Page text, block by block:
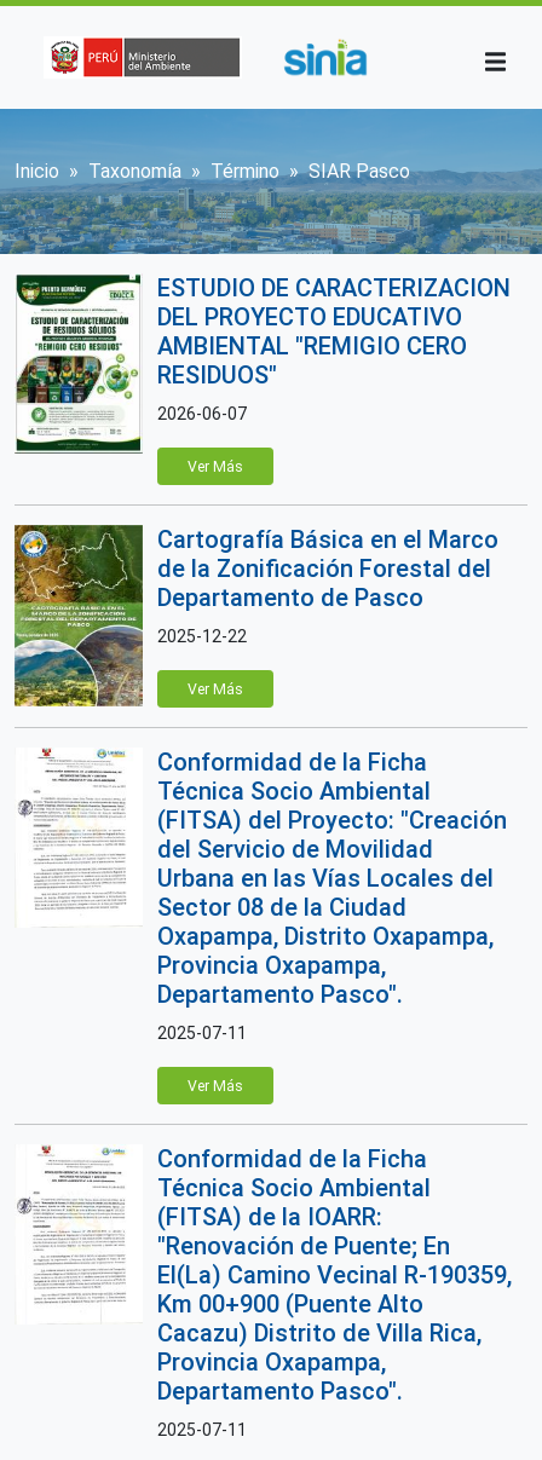
Sobrescribir enlaces de ayuda a la
Inicio Taxonomía Término SIAR Pasco
ESTUDIO DE CARACTERIZACION
DEL PROYECTO EDUCATIVO
AMBIENTAL "REMIGIO CERO
RESIDUOS"
2026-06-07
Ver Más
Cartografía Básica en el Marco
de la Zonificación Forestal del
Departamento de Pasco
2025-12-22
Ver Más
Conformidad de la Ficha
Técnica Socio Ambiental
(FITSA) del Proyecto: "Creación
del Servicio de Movilidad
Urbana en las Vías Locales del
Sector 08 de la Ciudad
Oxapampa, Distrito Oxapampa,
Provincia Oxapampa,
Departamento Pasco".
2025-07-11
Ver Más
Conformidad de la Ficha
Técnica Socio Ambiental
(FITSA) de la IOARR:
"Renovación de Puente; En
El(La) Camino Vecinal R-190359,
Km 00+900 (Puente Alto
Cacazu) Distrito de Villa Rica,
Provincia Oxapampa,
Departamento Pasco".
2025-07-11